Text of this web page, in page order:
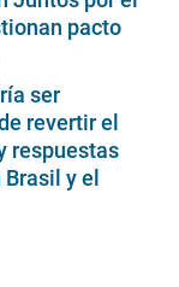
pacto
ser
revertir el
respuestas
y el